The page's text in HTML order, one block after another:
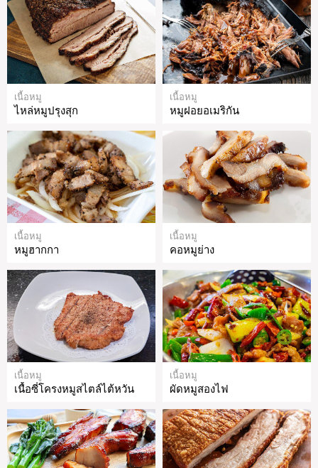
เนื้อหมู
ไหล่หมูปรุงสุก
เนื้อหมู
หมูฝอยอเมริกัน
เนื้อหมู
หมูฮากกา
เนื้อหมู
คอหมูย่าง
เนื้อหมู
เนื้อซี่โครงหมูสไตล์ไต้หวัน
เนื้อหมู
ผัดหมูสองไฟ